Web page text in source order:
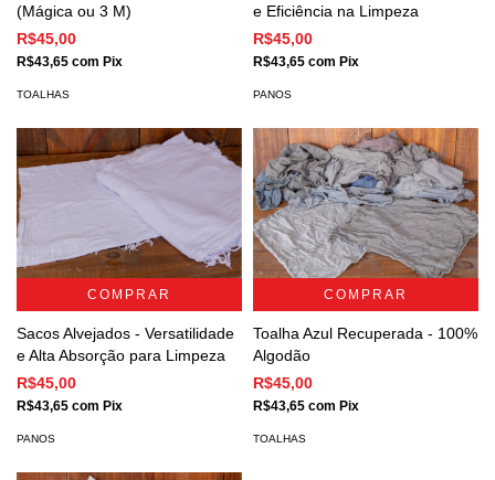
(Mágica ou 3 M)
R$45,00
R$43,65 com Pix
TOALHAS
e Eficiência na Limpeza
R$45,00
R$43,65 com Pix
PANOS
COMPRAR
Sacos Alvejados - Versatilidade
e Alta Absorção para Limpeza
R$45,00
R$43,65 com Pix
PANOS
COMPRAR
Toalha Azul Recuperada - 100%
Algodão
R$45,00
R$43,65 com Pix
TOALHAS